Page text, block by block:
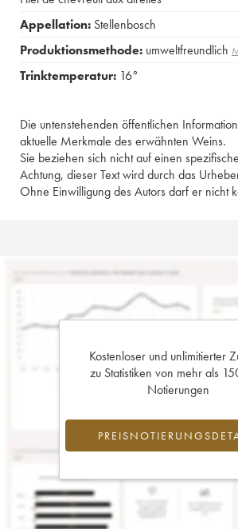
Appellation: Stellenbosch
Produktionsmethode: umweltfreundlich
Trinktemperatur: 16°
Die untenstehenden öffentlichen
aktuelle Merkmale des erwähnten Weins.
Sie beziehen sich nicht auf einen
Achtung, dieser Text wird durch das
Ohne Einwilligung des Autors darf er nicht
Kostenloser und unlimitierter
zu Statistiken von mehr als
Notierungen